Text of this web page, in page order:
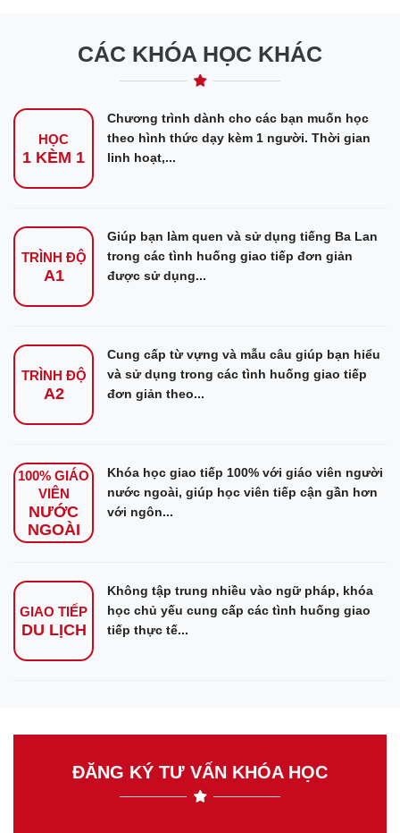
CÁC KHÓA HỌC KHÁC
HỌC
1 KÈM 1
Chương trình dành cho các bạn muốn học
theo hình thức dạy kèm 1 người. Thời gian
linh hoạt,...
TRÌNH ĐỘ
A1
Giúp bạn làm quen và sử dụng tiếng Ba Lan
trong các tình huống giao tiếp đơn giản
được sử dụng...
TRÌNH ĐỘ
A2
Cung cấp từ vựng và mẫu câu giúp bạn hiểu
và sử dụng trong các tình huống giao tiếp
đơn giản theo...
100% GIÁO
VIÊN
NƯỚC
NGOÀI
Khóa học giao tiếp 100% với giáo viên người
nước ngoài, giúp học viên tiếp cận gần hơn
với ngôn...
GIAO TIẾP
DU LỊCH
Không tập trung nhiều vào ngữ pháp, khóa
học chủ yếu cung cấp các tình huống giao
tiếp thực tế...
ĐĂNG KÝ TƯ VẤN KHÓA HỌC